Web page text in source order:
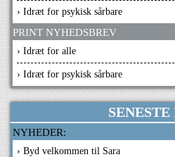
› Idræt for psykisk sårbare
PRINT NYHEDSBREV
› Idræt for alle
› Idræt for psykisk sårbare
SENESTE
NYHEDER:
› Byd velkommen til Sara